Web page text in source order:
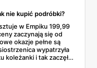
nie kupić podróbki?
w Empiku 199,99
zaczynają się od
okazje pełne są
wypatrzyła
koleżanki i tak zaczęło